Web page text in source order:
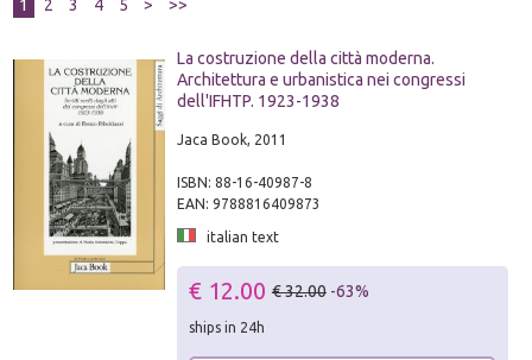
1 2 3 4 5 > >>
La costruzione della città moderna.
Architettura e urbanistica nei congressi
dell'IFHTP. 1923-1938
Jaca Book, 2011
ISBN: 88-16-40987-8
EAN: 9788816409873
italian text
€ 12.00 € 32.00 -63%
ships in 24h